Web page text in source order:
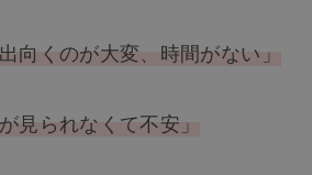
向くのが大変、時間がない」
見られなくて不安」